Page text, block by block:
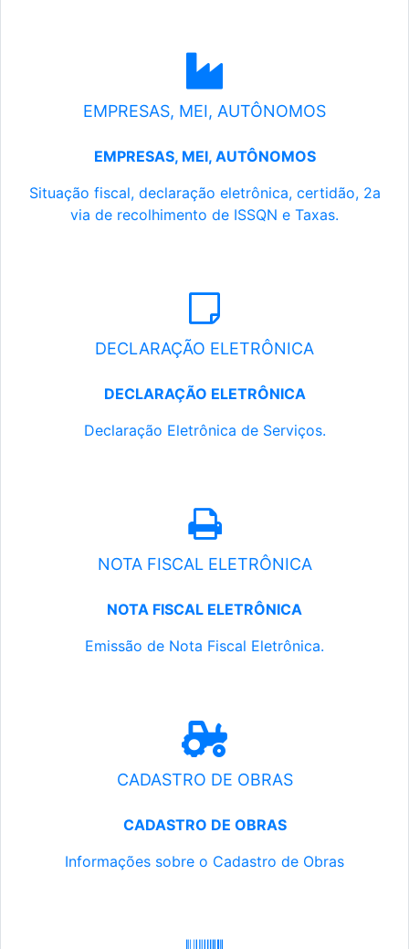
EMPRESAS, MEI, AUTÔNOMOS
EMPRESAS, MEI, AUTÔNOMOS
Situação fiscal, declaração eletrônica, certidão, 2a
via de recolhimento de ISSQN e Taxas.
DECLARAÇÃO ELETRÔNICA
DECLARAÇÃO ELETRÔNICA
Declaração Eletrônica de Serviços.
NOTA FISCAL ELETRÔNICA
NOTA FISCAL ELETRÔNICA
Emissão de Nota Fiscal Eletrônica.
CADASTRO DE OBRAS
CADASTRO DE OBRAS
Informações sobre o Cadastro de Obras